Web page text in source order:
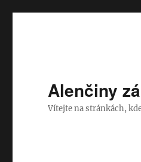
Alenčiny
Vítejte na stránkách,